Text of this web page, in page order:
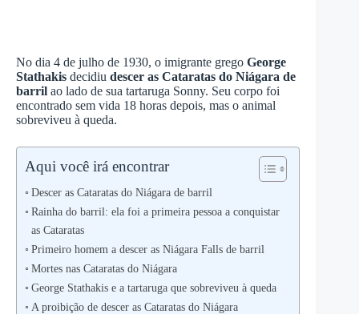
No dia 4 de julho de 1930, o imigrante grego George
Stathakis decidiu descer as Cataratas do Niágara de
barril ao lado de sua tartaruga Sonny. Seu corpo foi
encontrado sem vida 18 horas depois, mas o animal
sobreviveu à queda.
Aqui você irá encontrar
Descer as Cataratas do Niágara de barril
Rainha do barril: ela foi a primeira pessoa a conquistar
as Cataratas
Primeiro homem a descer as Niágara Falls de barril
Mortes nas Cataratas do Niágara
George Stathakis e a tartaruga que sobreviveu à queda
A proibição de descer as Cataratas do Niágara